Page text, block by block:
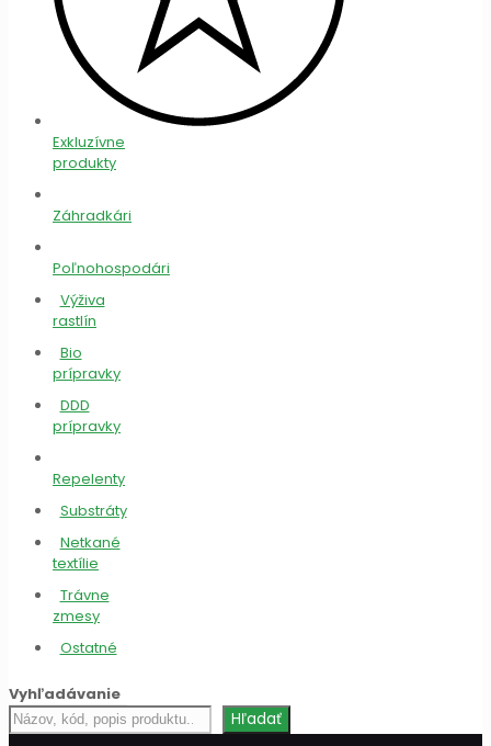
Exkluzívne
produkty
Záhradkári
Poľnohospodári
Výživa
rastlín
Bio
prípravky
DDD
prípravky
Repelenty
Substráty
Netkané
textílie
Trávne
zmesy
Ostatné
Vyhľadávanie
Hľadať
produkt
Hľadať